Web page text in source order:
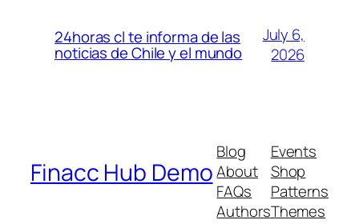
24horas cl te informa de las
noticias de Chile y el mundo
July 6,
2026
Finacc Hub Demo
Blog
About
FAQs
Authors
Events
Shop
Patterns
Themes